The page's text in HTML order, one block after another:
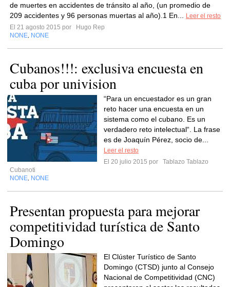
de muertes en accidentes de tránsito al año, (un promedio de
209 accidentes y 96 personas muertas al año).1 En...
Leer el resto
El 21 agosto 2015 por
Hugo Rep
NONE NONE
Cubanos!!!: exclusiva encuesta en
cuba por univision
“Para un encuestador es un gran
reto hacer una encuesta en un
sistema como el cubano. Es un
verdadero reto intelectual“. La frase
es de Joaquín Pérez, socio de...
Leer el resto
El 20 julio 2015 por
Tablazo Tablazo
Cubanoti
NONE NONE
Presentan propuesta para mejorar
competitividad turística de Santo
Domingo
El Clúster Turístico de Santo
Domingo (CTSD) junto al Consejo
Nacional de Competitividad (CNC)